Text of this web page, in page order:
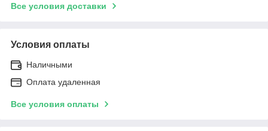
Все условия доставки
Условия оплаты
Наличными
Оплата удаленная
Все условия оплаты